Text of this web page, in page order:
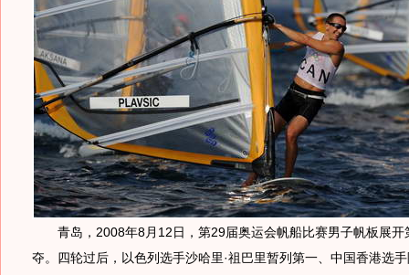
青岛，2008年8月12日，第29届奥运会帆船比赛男子帆板展开
夺。四轮过后，以色列选手沙哈里·祖巴里暂列第一、中国香港选